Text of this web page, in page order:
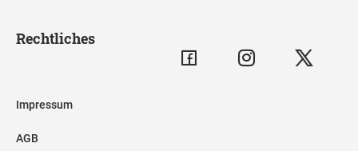
Rechtliches
Impressum
AGB